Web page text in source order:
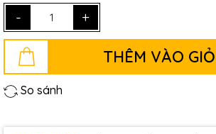
- +
THÊM VÀO GIỎ
So sánh